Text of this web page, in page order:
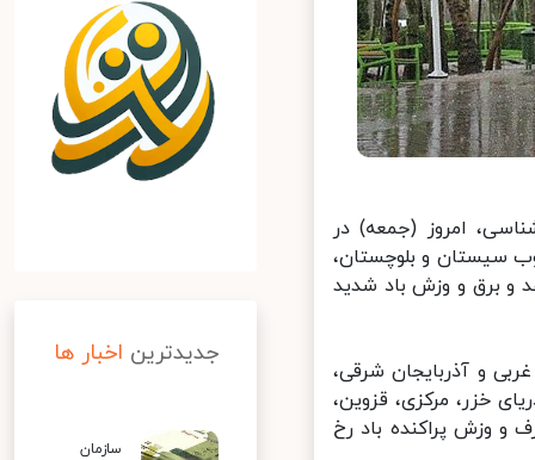
امروز (جمعه) در
سیستان و بلوچستان،
و برق و وزش باد شدید
آذربایجان غربی و آذربایجان شرقی،
خزر، مرکزی، قزوین،
و وزش پراکنده باد رخ
جدیدترین اخبار ها
سازمان